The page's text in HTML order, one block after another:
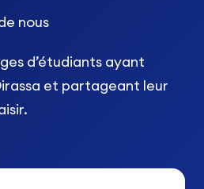
nous
d’étudiants ayant
et partageant leur